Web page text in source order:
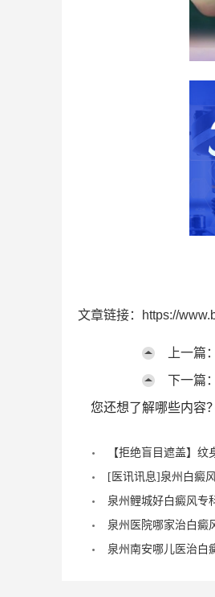
文章链接：https://
上一篇：
下一篇：
您还想了解哪些内容？